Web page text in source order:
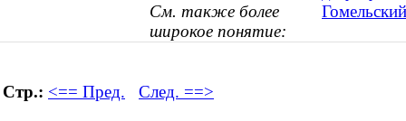
См. также более
широкое понятие:
Стр.: <== Пред. След. ==>